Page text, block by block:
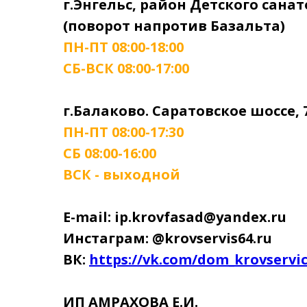
г.Энгельс, район Детского
(поворот напротив Базальта)
ПН-ПТ 08:00-18:00
СБ-ВСК 08:00-17:00
г.Балаково. Саратовское шоссе,
ПН-ПТ 08:00-17:30
СБ 08:00-16:00
ВСК - выходной
E-mail: ip.krovfasad@yandex.ru
Инстаграм: @krovservis64.ru
ВК: https://vk.com/
ИП АМРАХОВА Е.И.